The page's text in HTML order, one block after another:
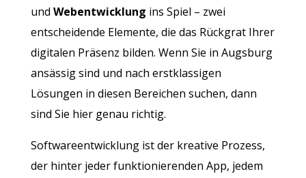
und Webentwicklung ins Spiel – zwei
entscheidende Elemente, die das Rückgrat Ihrer
digitalen Präsenz bilden. Wenn Sie in Augsburg
ansässig sind und nach erstklassigen
Lösungen in diesen Bereichen suchen, dann
sind Sie hier genau richtig.
Softwareentwicklung ist der kreative Prozess,
der hinter jeder funktionierenden App, jedem